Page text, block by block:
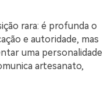
rara: é profunda o
e autoridade, mas
uma personalidade
artesanato,